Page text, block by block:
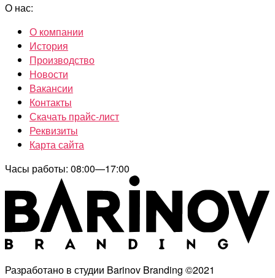
О нас:
О компании
История
Производство
Новости
Вакансии
Контакты
Скачать прайс-лист
Реквизиты
Карта сайта
Часы работы: 08:00—17:00
Разработано в студии Barinov Branding ©2021